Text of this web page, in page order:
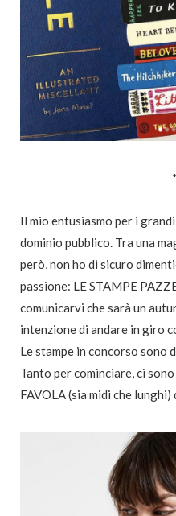
Il mio entusiasmo per i
dominio pubblico. Tra una
però, non ho di sicuro
passione: LE STAMPE
comunicarvi che sarà un
intenzione di andare in giro
Le stampe in concorso sono
Tanto per cominciare, ci
FAVOLA (sia midi che lunghi)